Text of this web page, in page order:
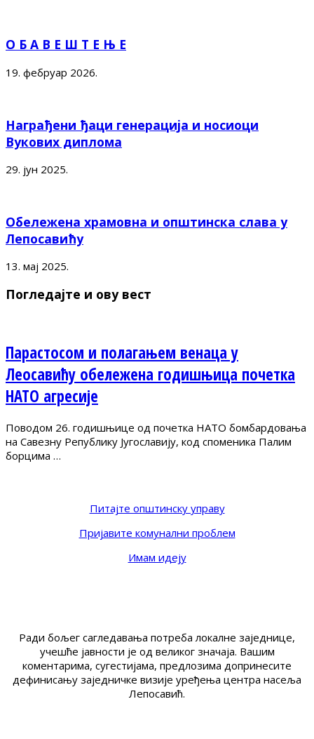
О Б А В Е Ш Т Е Њ Е
19. фебруар 2026.
Награђени ђаци генерација и носиоци
Вукових диплома
29. јун 2025.
Обележена храмовна и општинска слава у
Лепосавићу
13. мај 2025.
Погледајте и ову вест
Парастосом и полагањем венаца у
Леосавићу обележена годишњица почетка
НАТО агресије
Поводом 26. годишњице од почетка НАТО бомбардовања
на Савезну Републику Југославију, код споменика Палим
борцима …
Питајте општинску управу
Пријавите комунални проблем
Имам идеју
Ради бољег сагледавања потреба локалне заједнице,
учешће јавности је од великог значаја. Вашим
коментарима, сугестијама, предлозима допринесите
дефинисању заједничке визије уређења центра насеља
Лепосавић.